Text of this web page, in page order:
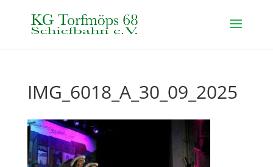
IMG_6018_A_30_09_2025